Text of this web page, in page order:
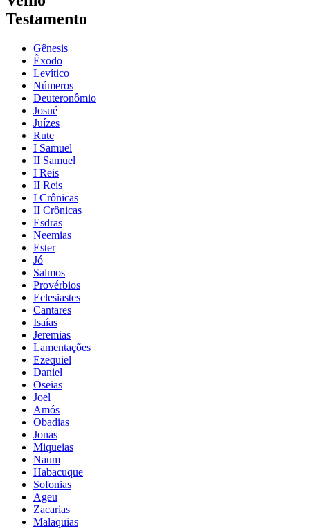
Testamento
Gênesis
Êxodo
Levítico
Números
Deuteronômio
Josué
Juízes
Rute
I Samuel
II Samuel
I Reis
II Reis
I Crônicas
II Crônicas
Esdras
Neemias
Ester
Jó
Salmos
Provérbios
Eclesiastes
Cantares
Isaías
Jeremias
Lamentações
Ezequiel
Daniel
Oseias
Joel
Amós
Obadias
Jonas
Miqueias
Naum
Habacuque
Sofonias
Ageu
Zacarias
Malaquias